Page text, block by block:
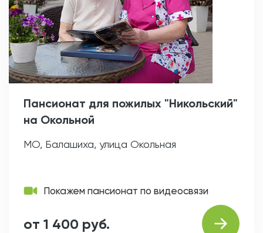
Пансионат для пожилых "Никольский"
на Окольной
МО, Балашиха, улица Окольная
Покажем пансионат по видеосвязи
от 1 400 руб.